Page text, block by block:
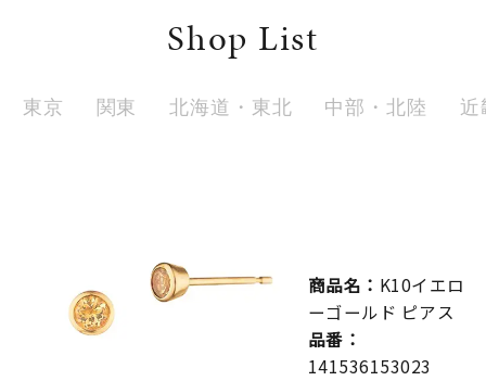
すべて表示
Shop List
東京 関東 北海道・東北 中部・北陸 近
商品名： K10イエロ
ーゴールド ピアス
品番：
141536153023